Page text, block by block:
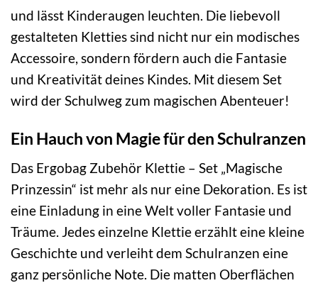
und lässt Kinderaugen leuchten. Die liebevoll
gestalteten Kletties sind nicht nur ein modisches
Accessoire, sondern fördern auch die Fantasie
und Kreativität deines Kindes. Mit diesem Set
wird der Schulweg zum magischen Abenteuer!
Ein Hauch von Magie für den Schulranzen
Das Ergobag Zubehör Klettie – Set „Magische
Prinzessin“ ist mehr als nur eine Dekoration. Es ist
eine Einladung in eine Welt voller Fantasie und
Träume. Jedes einzelne Klettie erzählt eine kleine
Geschichte und verleiht dem Schulranzen eine
ganz persönliche Note. Die matten Oberflächen